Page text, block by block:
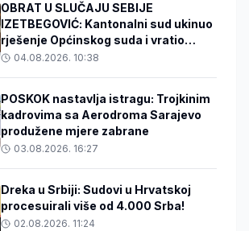
OBRAT U SLUČAJU SEBIJE
IZETBEGOVIĆ: Kantonalni sud ukinuo
rješenje Općinskog suda i vratio
predmet na ponovno odlučivanje!
04.08.2026. 10:38
POSKOK nastavlja istragu: Trojkinim
kadrovima sa Aerodroma Sarajevo
produžene mjere zabrane
03.08.2026. 16:27
Dreka u Srbiji: Sudovi u Hrvatskoj
procesuirali više od 4.000 Srba!
02.08.2026. 11:24